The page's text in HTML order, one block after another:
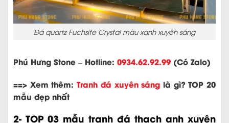
Đá quartz Fuchsite Crystal màu xanh xuyên sáng
Phú Hưng Stone – Hotline: 0934.62.92.99 (Có Zalo)
==> Xem thêm:Tranh đá xuyên sáng là gì? TOP 20
mẫu đẹp nhất
2- TOP 03 mẫu tranh đá thạch anh xuyên